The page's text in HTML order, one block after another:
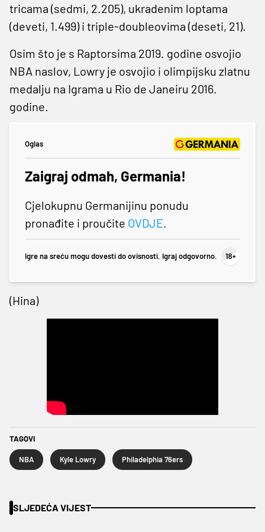
tricama (sedmi, 2.205), ukradenim loptama
(deveti, 1.499) i triple-doubleovima (deseti, 21).
Osim što je s Raptorsima 2019. godine osvojio
NBA naslov, Lowry je osvojio i olimpijsku zlatnu
medalju na Igrama u Rio de Janeiru 2016.
godine.
Oglas
Zaigraj odmah, Germania!
Cjelokupnu Germanijinu ponudu
pronađite i proučite OVDJE.
Igre na sreću mogu dovesti do ovisnosti. Igraj odgovorno.
(Hina)
TAGOVI
NBA Kyle Lowry Philadelphia 76ers
SLJEDEĆA VIJEST